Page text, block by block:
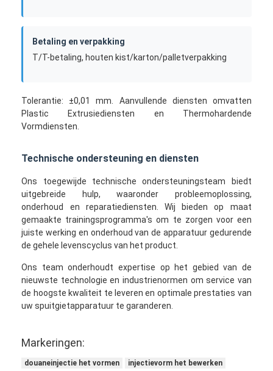
Betaling en verpakking
T/T-betaling, houten kist/karton/palletverpakking
Tolerantie: ±0,01 mm. Aanvullende diensten omvatten
Plastic Extrusiediensten en Thermohardende
Vormdiensten.
Technische ondersteuning en diensten
Ons toegewijde technische ondersteuningsteam biedt
uitgebreide hulp, waaronder probleemoplossing,
onderhoud en reparatiediensten. Wij bieden op maat
gemaakte trainingsprogramma's om te zorgen voor een
juiste werking en onderhoud van de apparatuur gedurende
de gehele levenscyclus van het product.
Ons team onderhoudt expertise op het gebied van de
nieuwste technologie en industrienormen om service van
de hoogste kwaliteit te leveren en optimale prestaties van
uw spuitgietapparatuur te garanderen.
Markeringen:
douaneinjectie het vormen
injectievorm het bewerken